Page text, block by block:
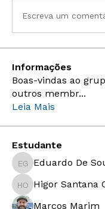
Escreva um
Informações
Boas-vindas ao
outros membr...
Leia Mais
Estudante
Eduardo De Souza
Eduardo De
Higor Santana Odzioba
Higor Santana
Marcos Marim